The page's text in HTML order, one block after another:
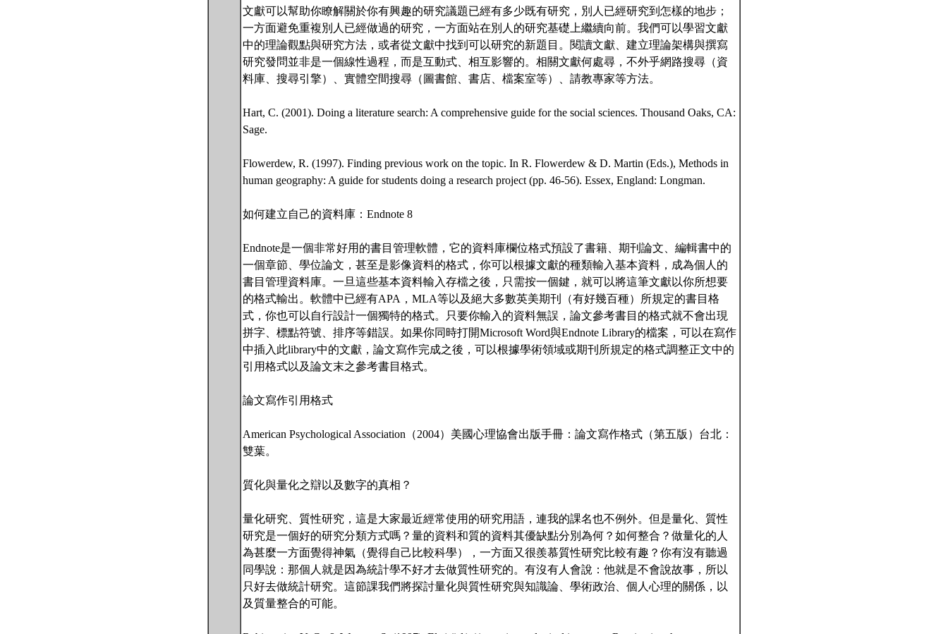
文獻可以幫助你瞭解關於你有興趣的研究議題已經有多少既有研究，別人已經研究到怎樣的地步；
一方面避免重複別人已經做過的研究，一方面站在別人的研究基礎上繼續向前。我們可以學習文獻
中的理論觀點與研究方法，或者從文獻中找到可以研究的新題目。閱讀文獻、建立理論架構與撰寫
研究發問並非是一個線性過程，而是互動式、相互影響的。相關文獻何處尋，不外乎網路搜尋（資
料庫、搜尋引擎）、實體空間搜尋（圖書館、書店、檔案室等）、請教專家等方法。
Hart, C. (2001). Doing a literature search: A comprehensive guide for the social sciences. Thousand Oaks, CA:
Sage.
Flowerdew, R. (1997). Finding previous work on the topic. In R. Flowerdew & D. Martin (Eds.), Methods in
human geography: A guide for students doing a research project (pp. 46-56). Essex, England: Longman.
如何建立自己的資料庫：Endnote 8
Endnote是一個非常好用的書目管理軟體，它的資料庫欄位格式預設了書籍、期刊論文、編輯書中的
一個章節、學位論文，甚至是影像資料的格式，你可以根據文獻的種類輸入基本資料，成為個人的
書目管理資料庫。一旦這些基本資料輸入存檔之後，只需按一個鍵，就可以將這筆文獻以你所想要
的格式輸出。軟體中已經有APA，MLA等以及絕大多數英美期刊（有好幾百種）所規定的書目格
式，你也可以自行設計一個獨特的格式。只要你輸入的資料無誤，論文參考書目的格式就不會出現
拼字、標點符號、排序等錯誤。如果你同時打開Microsoft Word與Endnote Library的檔案，可以在寫作
中插入此library中的文獻，論文寫作完成之後，可以根據學術領域或期刊所規定的格式調整正文中的
引用格式以及論文末之參考書目格式。
論文寫作引用格式
American Psychological Association（2004）美國心理協會出版手冊：論文寫作格式（第五版）台北：
雙葉。
質化與量化之辯以及數字的真相？
量化研究、質性研究，這是大家最近經常使用的研究用語，連我的課名也不例外。但是量化、質性
研究是一個好的研究分類方式嗎？量的資料和質的資料其優缺點分別為何？如何整合？做量化的人
為甚麼一方面覺得神氣（覺得自己比較科學），一方面又很羨慕質性研究比較有趣？你有沒有聽過
同學說：那個人就是因為統計學不好才去做質性研究的。有沒有人會說：他就是不會說故事，所以
只好去做統計研究。這節課我們將探討量化與質性研究與知識論、學術政治、個人心理的關係，以
及質量整合的可能。